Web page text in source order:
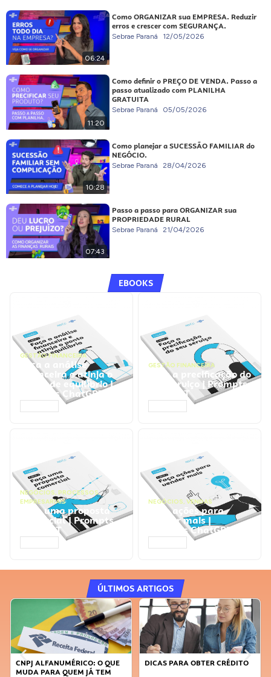
06:24
Como ORGANIZAR sua EMPRESA. Reduzir
erros e crescer com SEGURANÇA.
Sebrae Paraná 12/05/2026
11:20
Como definir o PREÇO DE VENDA. Passo a
passo atualizado com PLANILHA
GRATUITA
Sebrae Paraná 05/05/2026
10:28
Como planejar a SUCESSÃO FAMILIAR do
NEGÓCIO.
Sebrae Paraná 28/04/2026
07:43
Passo a passo para ORGANIZAR sua
PROPRIEDADE RURAL
Sebrae Paraná 21/04/2026
EBOOKS
GESTÃO FINANCEIRA
Faça a análise
financeira e atinja o
ponto de equilíbrio |
Prompts ChatGPT
GESTÃO FINANCEIRA
Faça a precificação do
seu serviço | Prompts
ChatGPT
NEGÓCIOS, PROCESSOS
EMPRESARIAIS
Faça uma proposta
comercial | Prompts
ChatGPT
NEGÓCIOS, VENDAS
Faça ações para
vender mais |
Prompts ChatGPT
ÚLTIMOS ARTIGOS
CNPJ ALFANUMÉRICO: O QUE
MUDA PARA QUEM JÁ TEM
DICAS PARA OBTER CRÉDITO